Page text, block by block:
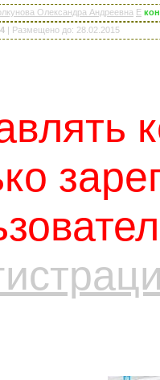
Олександра Андреевна E
| Размещено до: 28.02.2015